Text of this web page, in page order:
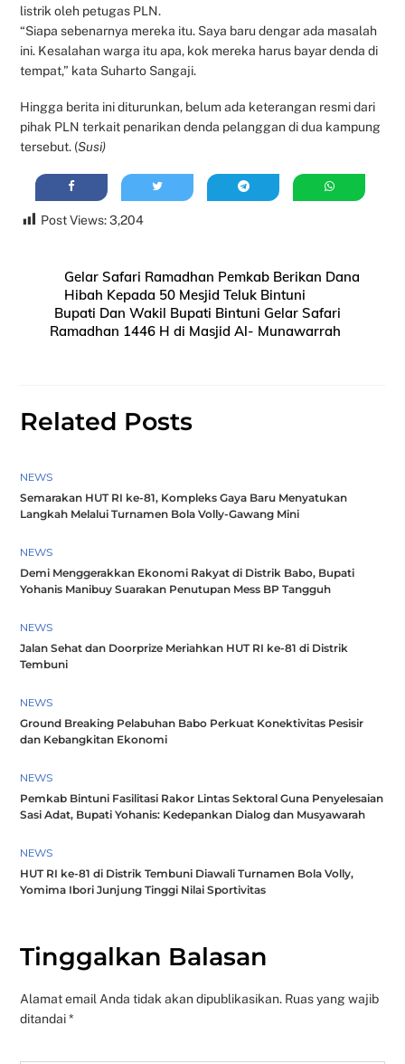
listrik oleh petugas PLN.
“Siapa sebenarnya mereka itu. Saya baru dengar ada masalah
ini. Kesalahan warga itu apa, kok mereka harus bayar denda di
tempat,” kata Suharto Sangaji.
Hingga berita ini diturunkan, belum ada keterangan resmi dari
pihak PLN terkait penarikan denda pelanggan di dua kampung
tersebut. (Susi)
Post Views: 3,204
Gelar Safari Ramadhan Pemkab Berikan Dana
Hibah Kepada 50 Mesjid Teluk Bintuni
Bupati Dan Wakil Bupati Bintuni Gelar Safari
Ramadhan 1446 H di Masjid Al- Munawarrah
Related Posts
NEWS
Semarakan HUT RI ke-81, Kompleks Gaya Baru Menyatukan
Langkah Melalui Turnamen Bola Volly-Gawang Mini
NEWS
Demi Menggerakkan Ekonomi Rakyat di Distrik Babo, Bupati
Yohanis Manibuy Suarakan Penutupan Mess BP Tangguh
NEWS
Jalan Sehat dan Doorprize Meriahkan HUT RI ke-81 di Distrik
Tembuni
NEWS
Ground Breaking Pelabuhan Babo Perkuat Konektivitas Pesisir
dan Kebangkitan Ekonomi
NEWS
Pemkab Bintuni Fasilitasi Rakor Lintas Sektoral Guna Penyelesaian
Sasi Adat, Bupati Yohanis: Kedepankan Dialog dan Musyawarah
NEWS
HUT RI ke-81 di Distrik Tembuni Diawali Turnamen Bola Volly,
Yomima Ibori Junjung Tinggi Nilai Sportivitas
Tinggalkan Balasan
Alamat email Anda tidak akan dipublikasikan. Ruas yang wajib
ditandai*